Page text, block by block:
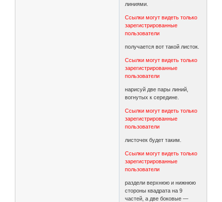
линиями.
Ссылки могут видеть только
зарегистрированные
пользователи
получается вот такой листок.
Ссылки могут видеть только
зарегистрированные
пользователи
нарисуй две пары линий,
вогнутых к середине.
Ссылки могут видеть только
зарегистрированные
пользователи
листочек будет таким.
Ссылки могут видеть только
зарегистрированные
пользователи
раздели верхнюю и нижнюю
стороны квадрата на 9
частей, а две боковые —